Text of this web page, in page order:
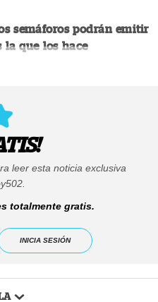
semáforos podrán emitir
la que los hace
leer esta noticia exclusiva
totalmente gratis.
INICIA SESIÓN